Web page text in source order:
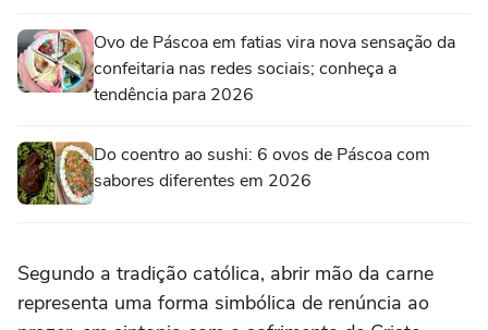
Ovo de Páscoa em fatias vira nova sensação da
confeitaria nas redes sociais; conheça a
tendência para 2026
Do coentro ao sushi: 6 ovos de Páscoa com
sabores diferentes em 2026
Segundo a tradição católica, abrir mão da carne
representa uma forma simbólica de renúncia ao